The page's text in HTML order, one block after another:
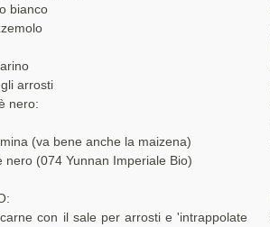
bianco
arrosti
nero:
(va bene anche la maizena)
nero (074 Yunnan Imperiale Bio)
con il sale per arrosti e 'intrappolate